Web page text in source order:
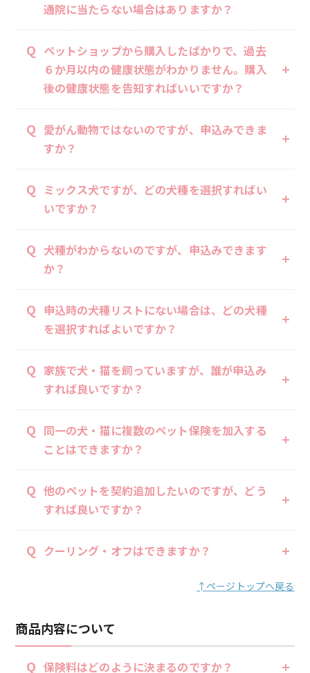
通院に当たらない場合はありますか？
Q ペットショップから購入したばかりで、過去
６か月以内の健康状態がわかりません。購入
後の健康状態を告知すればいいですか？
Q 愛がん動物ではないのですが、申込みできま
すか？
Q ミックス犬ですが、どの犬種を選択すればい
いですか？
Q 犬種がわからないのですが、申込みできます
か？
Q 申込時の犬種リストにない場合は、どの犬種
を選択すればよいですか？
Q 家族で犬・猫を飼っていますが、誰が申込み
すれば良いですか？
Q 同一の犬・猫に複数のペット保険を加入する
ことはできますか？
Q 他のペットを契約追加したいのですが、どう
すれば良いですか？
Q クーリング・オフはできますか？
↑ページトップへ戻る
商品内容について
Q 保険料はどのように決まるのですか？